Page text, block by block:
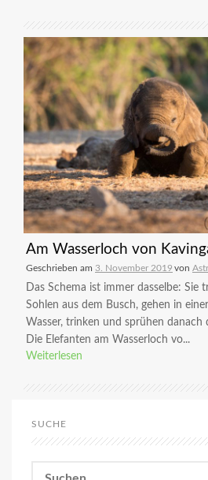
Am Wasserloch von
Geschrieben am 3. November 2019 von
Das Schema ist immer dasselbe: Sie
Sohlen aus dem Busch, gehen in
Wasser, trinken und sprühen danach
Die Elefanten am Wasserloch vo...
Weiterlesen
SUCHE